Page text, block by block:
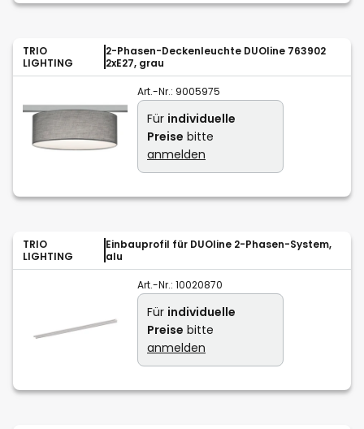
TRIO
LIGHTING
2-Phasen-Deckenleuchte DUOline 763902
2xE27, grau
Art.-Nr.: 9005975
Für individuelle
Preise bitte
anmelden
TRIO
LIGHTING
Einbauprofil für DUOline 2-Phasen-System,
alu
Art.-Nr.: 10020870
Für individuelle
Preise bitte
anmelden